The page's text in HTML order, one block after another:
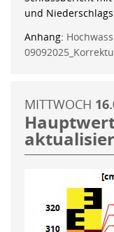
und
Anhang:
MITTWOCH